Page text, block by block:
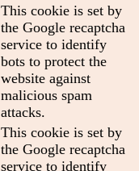
This cookie is set by
the Google recaptcha
service to identify
bots to protect the
website against
malicious spam
attacks.
This cookie is set by
the Google recaptcha
service to identify